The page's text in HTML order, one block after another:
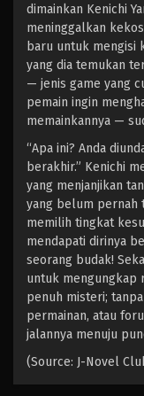
dimainkan Kenichi
meninggalkan
baru untuk mengisi
yang dia temukan
— jenis game yang
pemain ingin
memainkannya —
“Apa ini? Anda
berakhir.” Kenichi
yang menjanjikan
yang belum pernah
memilih tingkat
mendapati dirinya
seorang budak!
untuk mengungkap
penuh misteri;
permainan, atau
jalannya menuju
(Source: J-Novel